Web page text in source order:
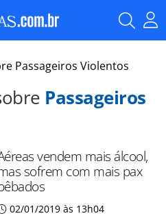
Passageiros Violentos
Passageiros
vendem mais álcool,
sofrem com mais pax
02/01/2019 às 13h04